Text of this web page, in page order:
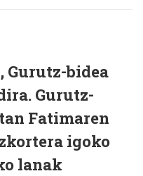
Gurutz-bidea
Gurutz­-
Fatimaren
igoko
lanak